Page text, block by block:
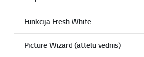
Funkcija Fresh White
Picture Wizard (attēlu vednis)